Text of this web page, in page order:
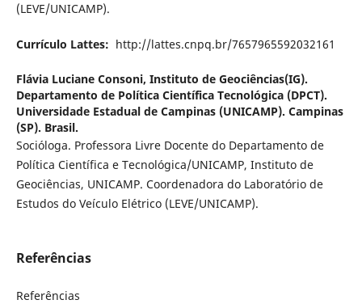
(LEVE/UNICAMP).
Currículo Lattes: http://lattes.cnpq.br/7657965592032161
Flávia Luciane Consoni, Instituto de Geociências(IG).
Departamento de Política Científica Tecnológica (DPCT).
Universidade Estadual de Campinas (UNICAMP). Campinas
(SP). Brasil.
Socióloga. Professora Livre Docente do Departamento de
Política Científica e Tecnológica/UNICAMP, Instituto de
Geociências, UNICAMP. Coordenadora do Laboratório de
Estudos do Veículo Elétrico (LEVE/UNICAMP).
Referências
Referências